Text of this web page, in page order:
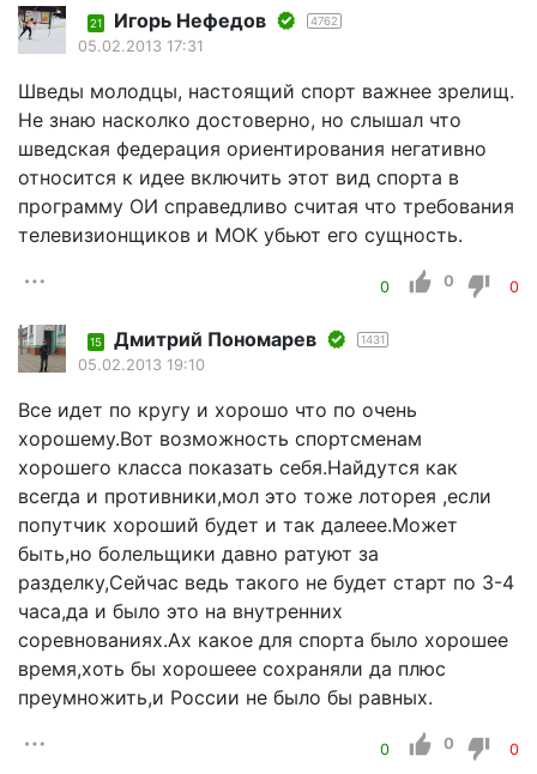
21 Игорь Нефедов 4762
05.02.2013 17:31
Шведы молодцы, настоящий спорт важнее зрелищ.
Не знаю насколко достоверно, но слышал что
шведская федерация ориентирования негативно
относится к идее включить этот вид спорта в
программу ОИ справедливо считая что требования
телевизионщиков и МОК убьют его сущность.
0 0 0
15 Дмитрий Пономарев 1431
05.02.2013 19:10
Все идет по кругу и хорошо что по очень
хорошему.Вот возможность спортсменам
хорошего класса показать себя.Найдутся как
всегда и противники,мол это тоже лоторея ,если
попутчик хороший будет и так далеее.Может
быть,но болельщики давно ратуют за
разделку,Сейчас ведь такого не будет старт по 3-4
часа,да и было это на внутренних
соревнованиях.Ах какое для спорта было хорошее
время,хоть бы хорошеее сохраняли да плюс
преумножить,и России не было бы равных.
0 0 0